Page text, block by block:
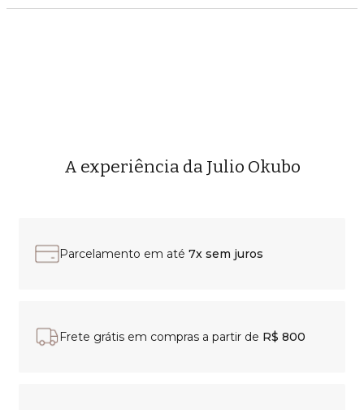
A experiência da Julio Okubo
Parcelamento em até 7x sem juros
Frete grátis em compras a partir de R$ 800